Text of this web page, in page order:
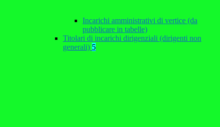
Incarichi amministrativi di vertice (da
pubblicare in tabelle)
Titolari di incarichi dirigenziali (dirigenti non
generali) 5